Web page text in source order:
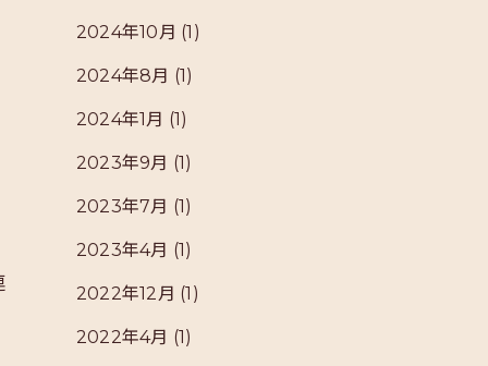
2024年10月 (1)
2024年8月 (1)
2024年1月 (1)
2023年9月 (1)
2023年7月 (1)
2023年4月 (1)
2022年12月 (1)
2022年4月 (1)